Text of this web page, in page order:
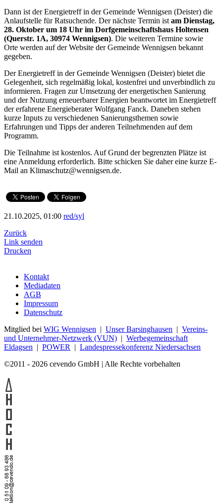
Dann ist der Energietreff in der Gemeinde Wennigsen (Deister) die
Anlaufstelle für Ratsuchende. Der nächste Termin ist am Dienstag,
28. Oktober um 18 Uhr im Dorfgemeinschaftshaus Holtensen
(Querstr. 1A, 30974 Wennigsen). Die weiteren Termine sowie
Orte werden auf der Website der Gemeinde Wennigsen bekannt
gegeben.
Der Energietreff in der Gemeinde Wennigsen (Deister) bietet die
Gelegenheit, sich regelmäßig lokal, kostenfrei und unverbindlich zu
informieren. Fragen zur Umsetzung der energetischen Sanierung
und der Nutzung erneuerbarer Energien beantwortet im Energietreff
der erfahrene Energieberater Wolfgang Fanck. Daneben stehen
kurze Inputs zu verschiedenen Sanierungsthemen sowie
Erfahrungen und Tipps der anderen Teilnehmenden auf dem
Programm.
Die Teilnahme ist kostenlos. Auf Grund der begrenzten Plätze ist
eine Anmeldung erforderlich. Bitte schicken Sie daher eine kurze E-
Mail an Klimaschutz@wennigsen.de.
21.10.2025, 01:00 red/syl
Zurück
Link senden
Drucken
Kontakt
Mediadaten
AGB
Impressum
Datenschutz
Mitglied bei WIG Wennigsen | Unser Barsinghausen | Vereins-
und Unternehmer-Netzwerk (VUN) | Werbegemeinschaft
Eldagsen | POWER | Landespressekonferenz Niedersachsen
©2011 - 2026 cevendo GmbH | Alle Rechte vorbehalten